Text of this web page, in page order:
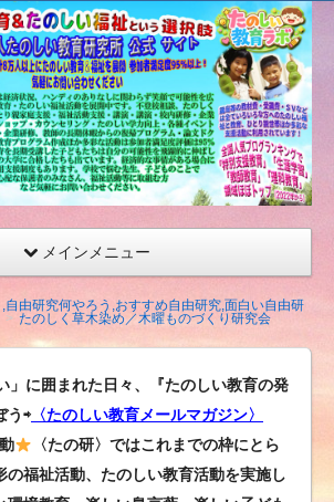
メインメニュー
自由研究何やろう,おすすめ自由研究,面白い自由研
たのしく草木染め／木曜ものづくり研究会
」に囲まれた日々、『たのしい教育の発
う⇨ 〈たのしい教育メールマガジン〉
〈たの研〉ではこれまでの枠にとら
の福祉活動、たのしい教育活動を実施し